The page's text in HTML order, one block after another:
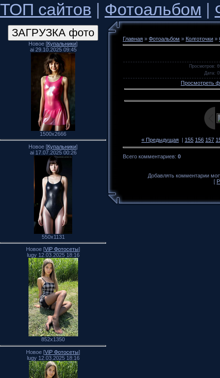
ТОП сайтов | Фотоальбом |
Новое [Купальники]
ai 29.10.2025 09:45
1500x2666
Новое [Купальники]
ai 17.07.2025 00:26
550x1131
Новое [ViP Фотосеты]
lugy 12.03.2025 18:16
852x1350
Новое [ViP Фотосеты]
lugy 12.03.2025 18:16
Главная » Фотоальбом » Колготочки »
Просмотров:
Дата:
Просмотреть
« Предыдущая | 155 156 157
Всего комментариев: 0
Добавлять комментарии
[